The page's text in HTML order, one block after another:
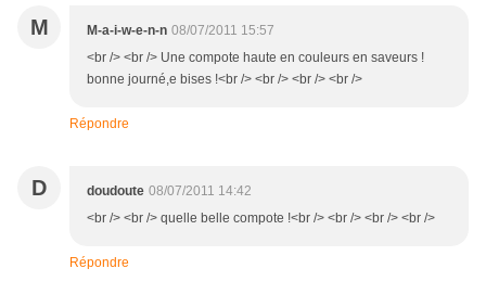
M M-a-i-w-e-n-n 08/07/2011 15:57
<br /> <br /> Une compote haute en couleurs en saveurs !
bonne journé,e bises !<br /> <br /> <br /> <br />
Répondre
D doudoute 08/07/2011 14:42
<br /> <br /> quelle belle compote !<br /> <br /> <br /> <br />
Répondre